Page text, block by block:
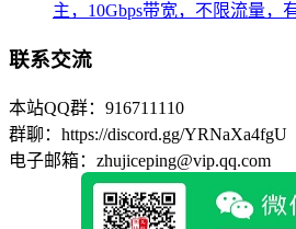
主，10Gbps带宽，不限流量，
联系交流
本站QQ群：916711110
群聊：https://discord.gg/YRNaXa4fgU
电子邮箱：zhujiceping@vip.qq.com